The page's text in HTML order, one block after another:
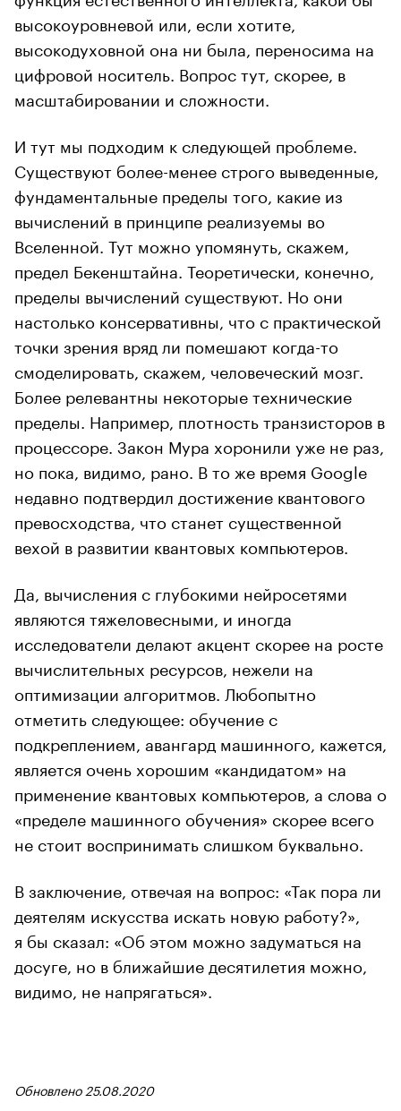
высокоуровневой или, если хотите,
высокодуховной она ни была, переносима на
цифровой носитель. Вопрос тут, скорее, в
масштабировании и сложности.
И тут мы подходим к следующей проблеме.
Существуют более-менее строго выведенные,
фундаментальные пределы того, какие из
вычислений в принципе реализуемы во
Вселенной. Тут можно упомянуть, скажем,
предел Бекенштайна. Теоретически, конечно,
пределы вычислений существуют. Но они
настолько консервативны, что с практической
точки зрения вряд ли помешают когда-то
смоделировать, скажем, человеческий мозг.
Более релевантны некоторые технические
пределы. Например, плотность транзисторов в
процессоре. Закон Мура хоронили уже не раз,
но пока, видимо, рано. В то же время Google
недавно подтвердил достижение квантового
превосходства, что станет существенной
вехой в развитии квантовых компьютеров.
Да, вычисления с глубокими нейросетями
являются тяжеловесными, и иногда
исследователи делают акцент скорее на росте
вычислительных ресурсов, нежели на
оптимизации алгоритмов. Любопытно
отметить следующее: обучение с
подкреплением, авангард машинного, кажется,
является очень хорошим «кандидатом» на
применение квантовых компьютеров, а слова о
«пределе машинного обучения» скорее всего
не стоит воспринимать слишком буквально.
В заключение, отвечая на вопрос: «Так пора ли
деятелям искусства искать новую работу?»,
я бы сказал: «Об этом можно задуматься на
досуге, но в ближайшие десятилетия можно,
видимо, не напрягаться».
Обновлено 25.08.2020